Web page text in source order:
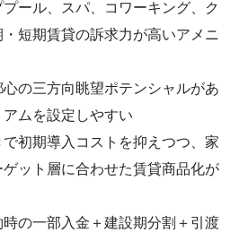
プール、スパ、コワーキング、ク
短期賃貸の訴求力が高いアメニ
心の三方向眺望ポテンシャルがあ
ムを設定しやすい
で初期導入コストを抑えつつ、家
ット層に合わせた賃貸商品化が
時の一部入金＋建設期分割＋引渡